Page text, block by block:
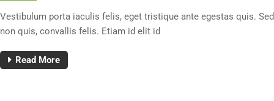
Vestibulum porta iaculis felis, eget tristique ante egestas quis. Sed
non quis, convallis felis. Etiam id elit id
Read More